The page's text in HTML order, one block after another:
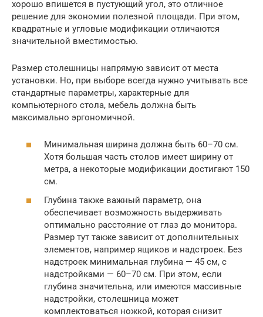
хорошо впишется в пустующий угол, это отличное
решение для экономии полезной площади. При этом,
квадратные и угловые модификации отличаются
значительной вместимостью.
Размер столешницы напрямую зависит от места
установки. Но, при выборе всегда нужно учитывать все
стандартные параметры, характерные для
компьютерного стола, мебель должна быть
максимально эргономичной.
Минимальная ширина должна быть 60–70 см.
Хотя большая часть столов имеет ширину от
метра, а некоторые модификации достигают 150
см.
Глубина также важный параметр, она
обеспечивает возможность выдерживать
оптимально расстояние от глаз до монитора.
Размер тут также зависит от дополнительных
элементов, например ящиков и надстроек. Без
надстроек минимальная глубина — 45 см, с
надстройками — 60–70 см. При этом, если
глубина значительна, или имеются массивные
надстройки, столешница может
комплектоваться ножкой, которая снизит